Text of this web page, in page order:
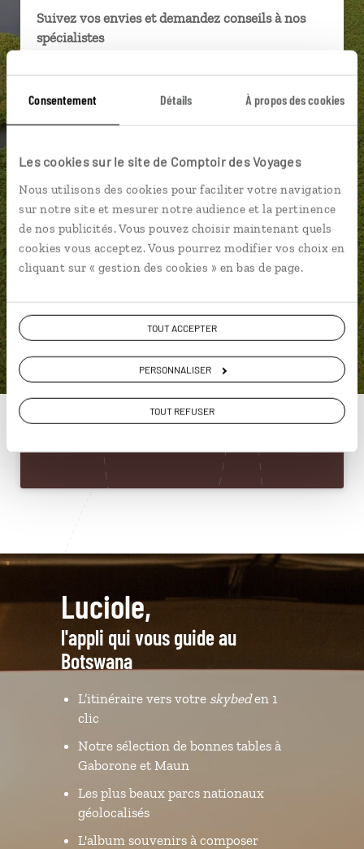
Consentement Détails À propos des cookies
Les cookies sur le site de Comptoir des Voyages
Nous utilisons des cookies pour faciliter votre navigation
sur notre site et mesurer notre audience et la pertinence
de nos publicités. Vous pouvez choisir maintenant quels
cookies vous acceptez. Vous pourrez modifier vos choix en
cliquant sur « gestion des cookies » en bas de page.
TOUT ACCEPTER
PERSONNALISER
TOUT REFUSER
Suivez vos envies et demandez conseils à nos
spécialistes
Ils sauront organiser votre itinéraire au plus
près de vos envies et de la réalité du pays.
Échangez en face à face ou depuis nos studios
téléphone.
Vous gardez le même interlocuteur avant,
pendant et après votre voyage.
ou
Construisez votre voyage avec un spécialiste
Botswana
01 86 95 65 08
Luciole,
l'appli qui vous guide au
Botswana
L’itinéraire vers votre skybeden 1
clic
Notre sélection de bonnes tables à
Gaborone et Maun
Les plus beaux parcs nationaux
géolocalisés
L'album souvenirs à composer